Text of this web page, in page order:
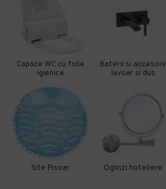
Capace WC cu folie
igienica
Baterii si accesorii
lavoar si dus
Site Pisoar Oglinzi hoteliere